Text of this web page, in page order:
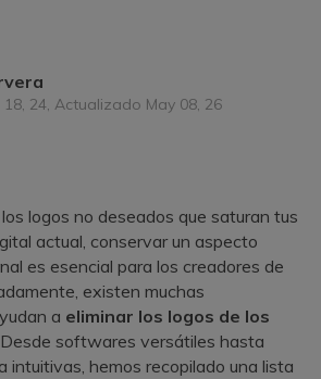
18, 24, Actualizado May 08, 26
logos no deseados que saturan tus
actual, conservar un aspecto
es esencial para los creadores de
existen muchas
a eliminar los logos de los
softwares versátiles hasta
intuitivas, hemos recopilado una lista